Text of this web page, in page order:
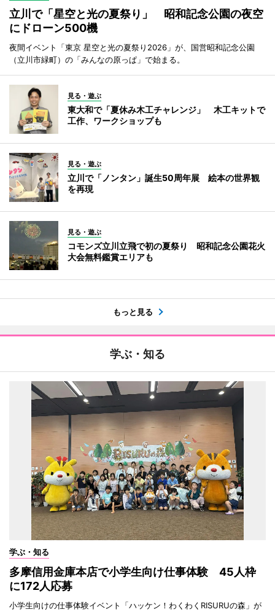
立川で「星空と光の夏祭り」 昭和記念公園の夜空
にドローン500機
夜間イベント「東京 星空と光の夏祭り2026」が、国営昭和記念公園
（立川市緑町）の「みんなの原っぱ」で始まる。
見る・遊ぶ
東大和で「夏休み木工チャレンジ」 木工キットで
工作、ワークショップも
見る・遊ぶ
立川で「ノンタン」誕生50周年展 絵本の世界観
を再現
見る・遊ぶ
コモンズ立川立飛で初の夏祭り 昭和記念公園花火
大会無料鑑賞エリアも
もっと見る
学ぶ・知る
学ぶ・知る
多摩信用金庫本店で小学生向け仕事体験 45人枠
に172人応募
小学生向けの仕事体験イベント「ハッケン！わくわくRISURUの森」が